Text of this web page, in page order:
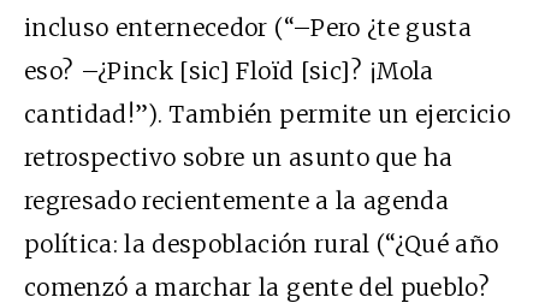
incluso enternecedor (“–Pero ¿te gusta
eso? –¿Pinck [sic] Floïd [sic]? ¡Mola
cantidad!”). También permite un ejercicio
retrospectivo sobre un asunto que ha
regresado recientemente a la agenda
política: la despoblación rural (“¿Qué año
comenzó a marchar la gente del pueblo?